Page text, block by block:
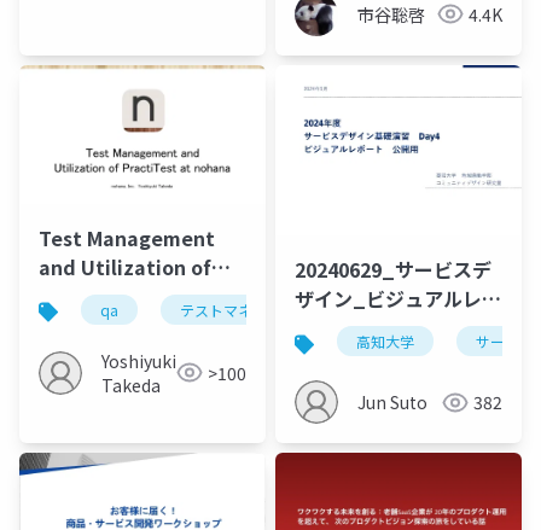
市谷聡啓 4.4K
Test Management
and Utilization of
PractiTest at nohana
qa テストマネジメント
Yoshiyuki
Takeda
>100
20240629_サービスデ
ザイン_ビジュアルレポ
ート_Day4_公開用
高知大学 サービス
Jun Suto 382